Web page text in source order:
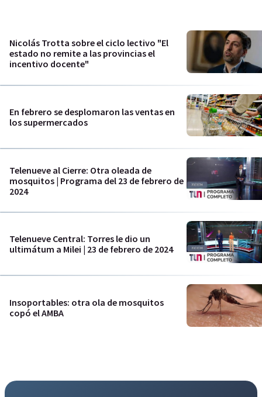
Nicolás Trotta sobre el ciclo lectivo "El
estado no remite a las provincias el
incentivo docente"
En febrero se desplomaron las ventas en
los supermercados
Telenueve al Cierre: Otra oleada de
mosquitos | Programa del 23 de febrero de
2024
Telenueve Central: Torres le dio un
ultimátum a Milei | 23 de febrero de 2024
Insoportables: otra ola de mosquitos
copó el AMBA